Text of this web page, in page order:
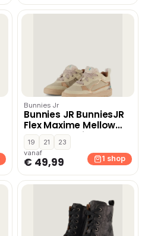
Bunnies Jr
Bunnies JR BunniesJR
Flex Maxime Mellow
Sneakers beige
19 21
23
vanaf
€ 49,99 1 shop